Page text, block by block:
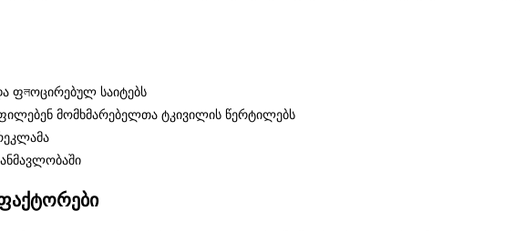
ფলოცირებულ საიტებს
მომხმარებელთა ტკივილის წერტილებს